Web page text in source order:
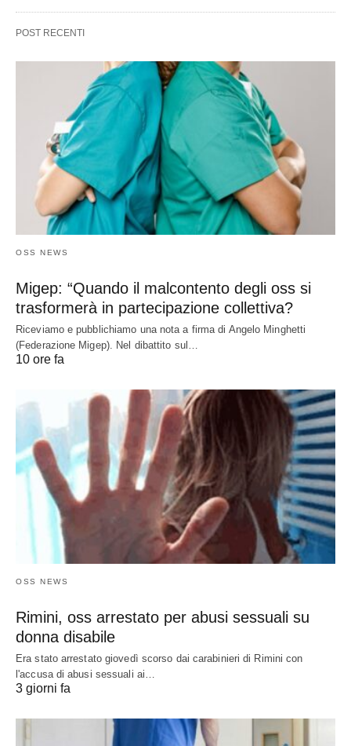
POST RECENTI
OSS NEWS
Migep: “Quando il malcontento degli oss si
trasformerà in partecipazione collettiva?
Riceviamo e pubblichiamo una nota a firma di Angelo Minghetti
(Federazione Migep). Nel dibattito sul…
10 ore fa
OSS NEWS
Rimini, oss arrestato per abusi sessuali su
donna disabile
Era stato arrestato giovedì scorso dai carabinieri di Rimini con
l'accusa di abusi sessuali ai…
3 giorni fa